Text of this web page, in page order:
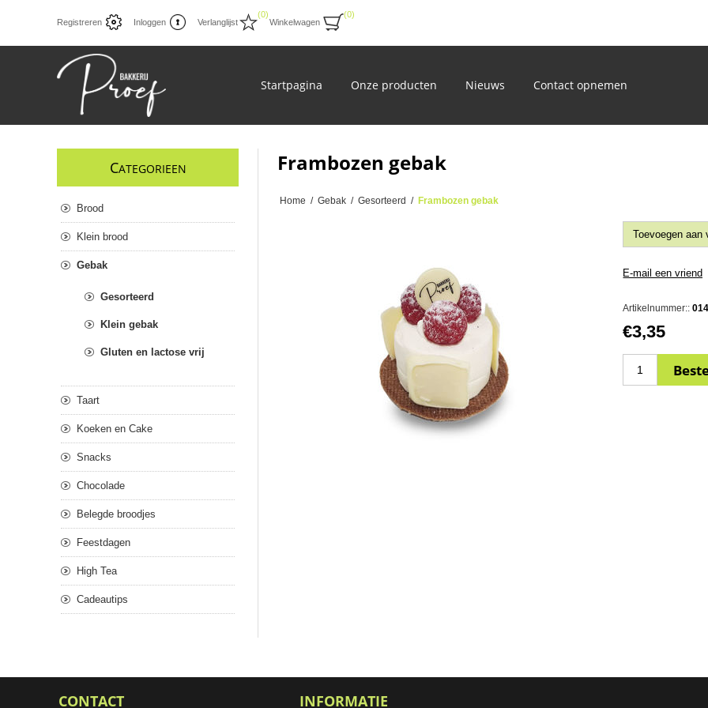
Registreren Inloggen Verlanglijst
(0)
Winkelwagen
(0)
Startpagina Onze producten Nieuws Contact opnemen
Frambozen gebak
Home / Gebak / Gesorteerd / Frambozen gebak
Artikelnummer::
€3,35
CATEGORIEEN
Brood
Klein brood
Gebak
Gesorteerd
Klein gebak
Gluten en lactose vrij
Taart
Koeken en Cake
Snacks
Chocolade
Belegde broodjes
Feestdagen
High Tea
Cadeautips
CONTACT INFORMATIE